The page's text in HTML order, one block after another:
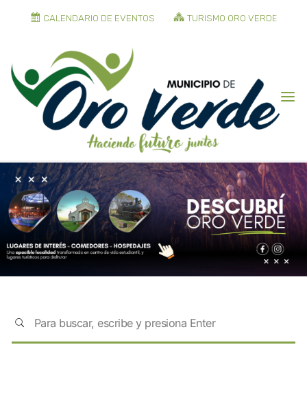
CALENDARIO DE EVENTOS TURISMO ORO VERDE